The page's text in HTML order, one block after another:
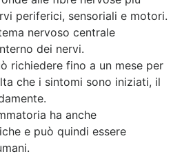
periferici, sensoriali e motori.
nervoso centrale
dei nervi.
richiedere fino a un mese per
che i sintomi sono iniziati, il
ha anche
e può quindi essere